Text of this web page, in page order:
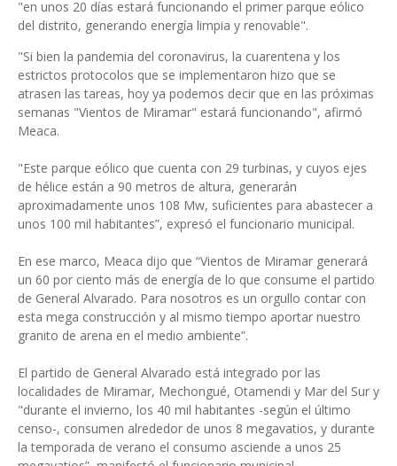
"en unos 20 días estará funcionando el primer parque eólico
del distrito, generando energía limpia y renovable".
"Si bien la pandemia del coronavirus, la cuarentena y los
estrictos protocolos que se implementaron hizo que se
atrasen las tareas, hoy ya podemos decir que en las próximas
semanas "Vientos de Miramar" estará funcionando", afirmó
Meaca.
"Este parque eólico que cuenta con 29 turbinas, y cuyos ejes
de hélice están a 90 metros de altura, generarán
aproximadamente unos 108 Mw, suficientes para abastecer a
unos 100 mil habitantes”, expresó el funcionario municipal.
En ese marco, Meaca dijo que “Vientos de Miramar generará
un 60 por ciento más de energía de lo que consume el partido
de General Alvarado. Para nosotros es un orgullo contar con
esta mega construcción y al mismo tiempo aportar nuestro
granito de arena en el medio ambiente”.
El partido de General Alvarado está integrado por las
localidades de Miramar, Mechongué, Otamendi y Mar del Sur y
"durante el invierno, los 40 mil habitantes -según el último
censo-, consumen alrededor de unos 8 megavatios, y durante
la temporada de verano el consumo asciende a unos 25